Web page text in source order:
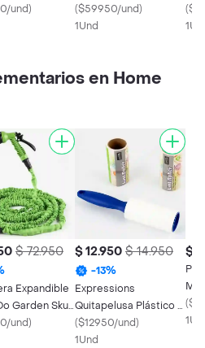
Negra
und)
Negra
($59950/und)
1Und
(
en Home
$ 72.950
Expandible
Garden Sku
und)
$ 12.950 $ 14.950
-13%
Expressions
Quitapelusa Plástico 2
Repuestos
($12950/und)
1Und
$
M
(